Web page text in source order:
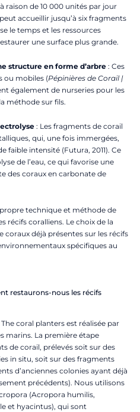
raison de 10 000 unités par jour
accueillir jusqu’à six fragments
le temps et les ressources
une surface plus grande.
structure en forme d’arbre : Ces
ou mobiles (Pépinières de Corail |
également de nurseries pour les
méthode sur fils.
: Les fragments de corail
qui, une fois immergées,
faible intensité (Futura, 2011). Ce
de l’eau, ce qui favorise une
des coraux en carbonate de
technique et méthode de
récifs coralliens. Le choix de la
coraux déjà présentes sur les récifs
spécifiques au
restaurons-nous les récifs
coral planters est réalisée par
marins. La première étape
de corail, prélevés soit sur des
in situ, soit sur des fragments
d’anciennes colonies ayant déjà
précédents). Nous utilisons
(Acropora humilis,
et hyacintus), qui sont